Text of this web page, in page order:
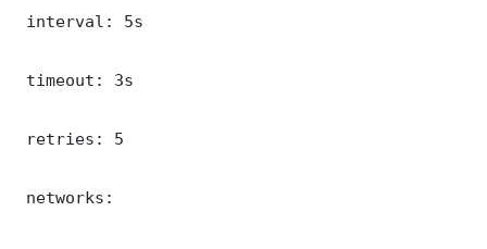
interval: 5s
timeout: 3s
retries: 5
networks: